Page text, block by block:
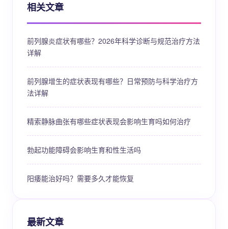
相关文章
前列腺炎症状有哪些？2026年科学诊断与规范治疗方法
详解
前列腺增生的症状表现有哪些？日常预防与科学治疗方
法详解
精索静脉曲张有哪些症状表现会影响生育吗如何治疗
勃起功能障碍会影响生育和性生活吗
阳痿能治好吗？需要多久才能恢复
最新文章